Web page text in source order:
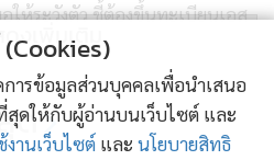
ให้ระวังตัว ชี้ต้องขึ้นทะเบียนเอส
มอี
ยกฯสั่งสสว. ช่วย SMEs ยัน
รมาสแรกขยายตัวกว่า 5.5 %
งเพิ่มเติม
ด
การข้อมูลส่วนบุคคลเพื่อนำเสนอ
ดให้กับผู้อ่านบนเว็บไซต์ และ
งานเว็บไซต์ และ นโยบายสิทธิ